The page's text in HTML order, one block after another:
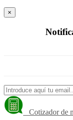
×
Cotizador de